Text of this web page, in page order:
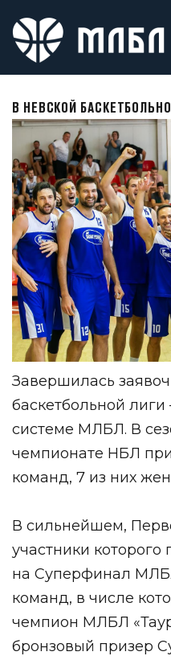
В НЕВСКОЙ
Завершилась
баскетбольной лиги
системе МЛБЛ. В
чемпионате НБЛ
команд, 7 из них
В сильнейшем,
участники которого
на Суперфинал
команд, в числе
чемпион МЛБЛ
бронзовый призер